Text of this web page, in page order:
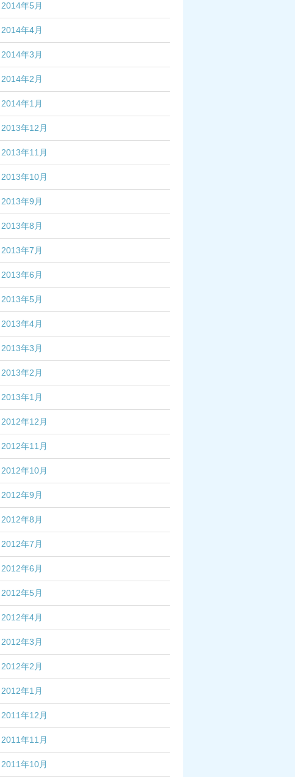
2014年5月
2014年4月
2014年3月
2014年2月
2014年1月
2013年12月
2013年11月
2013年10月
2013年9月
2013年8月
2013年7月
2013年6月
2013年5月
2013年4月
2013年3月
2013年2月
2013年1月
2012年12月
2012年11月
2012年10月
2012年9月
2012年8月
2012年7月
2012年6月
2012年5月
2012年4月
2012年3月
2012年2月
2012年1月
2011年12月
2011年11月
2011年10月